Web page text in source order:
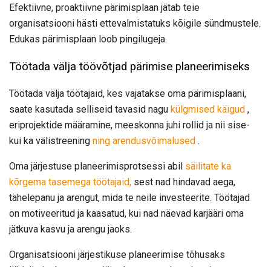
Efektiivne, proaktiivne pärimisplaan jätab teie
organisatsiooni hästi ettevalmistatuks kõigile sündmustele.
Edukas pärimisplaan loob pingilugeja.
Töötada välja töövõtjad pärimise planeerimiseks
Töötada välja töötajaid, kes vajatakse oma pärimisplaani,
saate kasutada selliseid tavasid nagu külgmised käigud ,
eriprojektide määramine, meeskonna juhi rollid ja nii sise-
kui ka välistreening ning arendusvõimalused .
Oma järjestuse planeerimisprotsessi abil säilitate ka
kõrgema tasemega töötajaid, sest nad hindavad aega,
tähelepanu ja arengut, mida te neile investeerite. Töötajad
on motiveeritud ja kaasatud, kui nad näevad karjääri oma
jätkuva kasvu ja arengu jaoks.
Organisatsiooni järjestikuse planeerimise tõhusaks